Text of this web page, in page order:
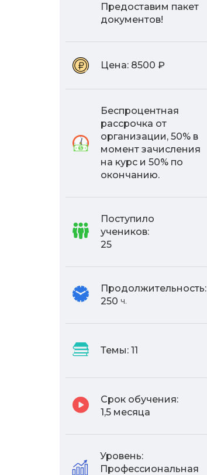
Предоставим пакет
документов!
Цена: 8500 ₽
Беспроцентная
рассрочка от
организации, 50% в
момент зачисления
на курс и 50% по
окончанию.
Поступило
учеников:
25
Продолжительность:
250 ч.
Темы: 11
Срок обучения:
1,5 месяца
Уровень:
Профессиональная